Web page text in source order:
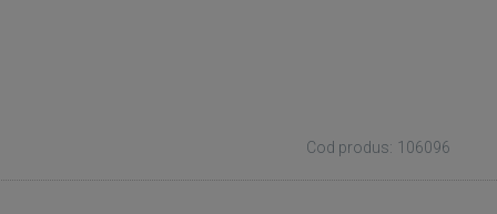
Cod produs: 106096